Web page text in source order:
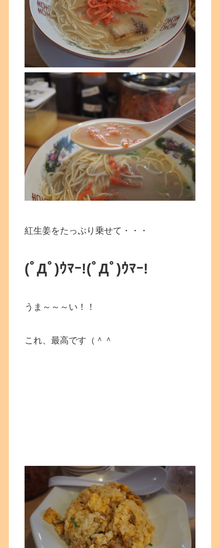
紅生姜をたっぷり乗せて・・・
(ﾟДﾟ)ｳﾏｰ!(ﾟДﾟ)ｳﾏｰ!
うま～～～い！！
これ、最高です（＾＾